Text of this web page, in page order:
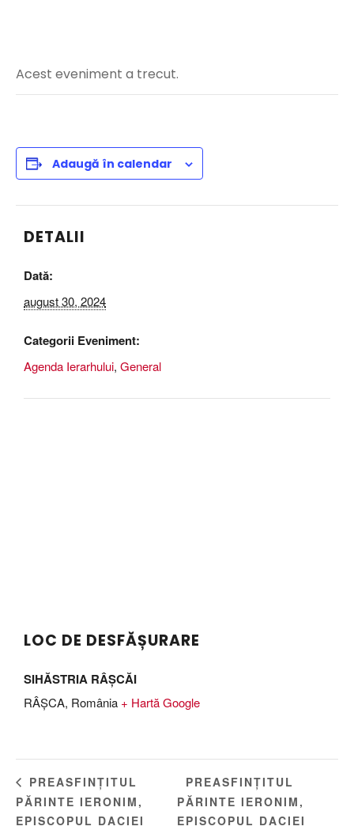
Acest eveniment a trecut.
Adaugă în calendar
DETALII
Dată:
august 30, 2024
Categorii Eveniment:
Agenda Ierarhului, General
LOC DE DESFĂȘURARE
SIHĂSTRIA RÂȘCĂI
RÂȘCA, România + Hartă Google
PREASFINȚITUL
PĂRINTE IERONIM,
EPISCOPUL DACIEI
PREASFINȚITUL
PĂRINTE IERONIM,
EPISCOPUL DACIEI